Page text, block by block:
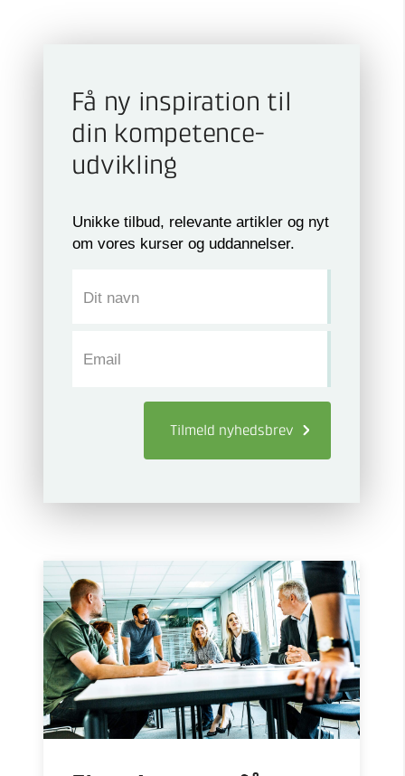
Få ny inspiration til
din kompetence­
udvikling
Unikke tilbud, relevante artikler og nyt
om vores kurser og uddannelser.
Dit navn
Email
Tilmeld nyhedsbrev